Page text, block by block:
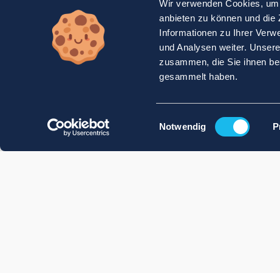
Wir verwenden Cookies,
anbieten zu können und
Informationen zu Ihrer
und Analysen weiter.
zusammen, die Sie ihnen
gesammelt haben.
Einwilligungsauswahl
Notwendig